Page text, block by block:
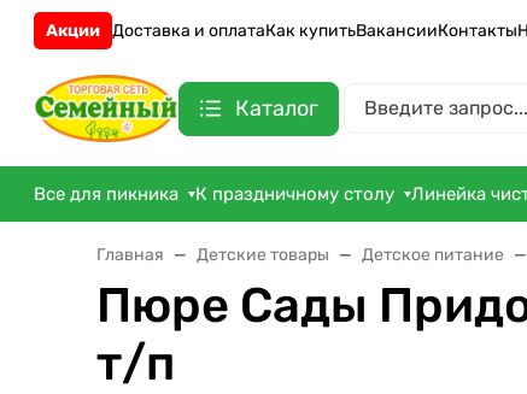
Акции Доставка и оплатаКак купитьВакансииКонтакты
Каталог
Все для пикника К праздничному столу Линейка
Главная Детские товары Детское питание
Пюре Сады
т/п